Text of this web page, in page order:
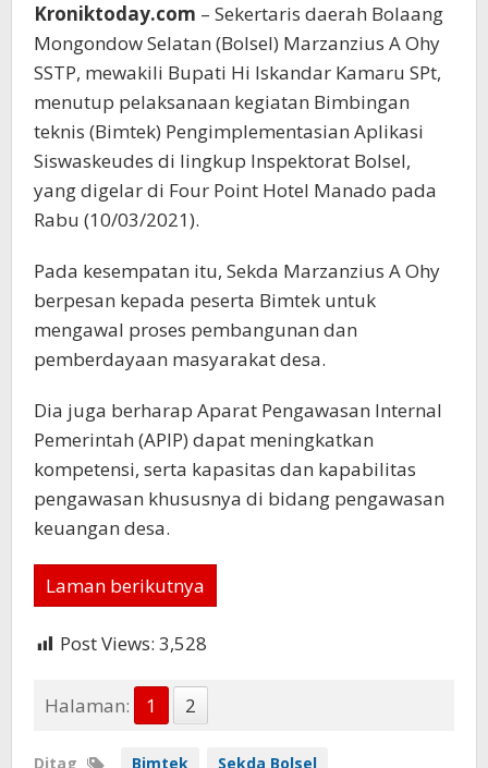
Kroniktoday.com – Sekertaris daerah Bolaang
Mongondow Selatan (Bolsel) Marzanzius A Ohy
SSTP, mewakili Bupati Hi Iskandar Kamaru SPt,
menutup pelaksanaan kegiatan Bimbingan
teknis (Bimtek) Pengimplementasian Aplikasi
Siswaskeudes di lingkup Inspektorat Bolsel,
yang digelar di Four Point Hotel Manado pada
Rabu (10/03/2021).
Pada kesempatan itu, Sekda Marzanzius A Ohy
berpesan kepada peserta Bimtek untuk
mengawal proses pembangunan dan
pemberdayaan masyarakat desa.
Dia juga berharap Aparat Pengawasan Internal
Pemerintah (APIP) dapat meningkatkan
kompetensi, serta kapasitas dan kapabilitas
pengawasan khususnya di bidang pengawasan
keuangan desa.
Laman berikutnya
Post Views: 3,528
Halaman: 1 2
Ditag Bimtek
Sekda Bolsel